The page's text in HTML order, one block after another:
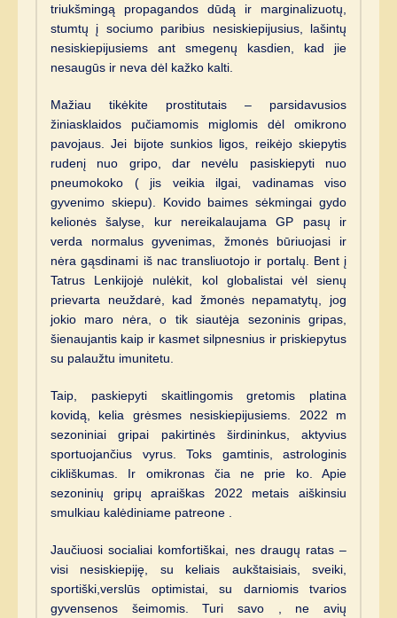
triukšmingą propagandos dūdą ir marginalizuotų,
stumtų į sociumo paribius nesiskiepijusius, lašintų
nesiskiepijusiems ant smegenų kasdien, kad jie
nesaugūs ir neva dėl kažko kalti.
Mažiau tikėkite prostitutais – parsidavusios
žiniasklaidos pučiamomis miglomis dėl omikrono
pavojaus. Jei bijote sunkios ligos, reikėjo skiepytis
rudenį nuo gripo, dar nevėlu pasiskiepyti nuo
pneumokoko ( jis veikia ilgai, vadinamas viso
gyvenimo skiepu). Kovido baimes sėkmingai gydo
kelionės šalyse, kur nereikalaujama GP pasų ir
verda normalus gyvenimas, žmonės būriuojasi ir
nėra gąsdinami iš nac transliuotojo ir portalų. Bent į
Tatrus Lenkijojė nulėkit, kol globalistai vėl sienų
prievarta neuždarė, kad žmonės nepamatytų, jog
jokio maro nėra, o tik siautėja sezoninis gripas,
šienaujantis kaip ir kasmet silpnesnius ir priskiepytus
su palaužtu imunitetu.
Taip, paskiepyti skaitlingomis gretomis platina
kovidą, kelia grėsmes nesiskiepijusiems. 2022 m
sezoniniai gripai pakirtinės širdininkus, aktyvius
sportuojančius vyrus. Toks gamtinis, astrologinis
cikliškumas. Ir omikronas čia ne prie ko. Apie
sezoninių gripų apraiškas 2022 metais aiškinsiu
smulkiau kalėdiniame patreone .
Jaučiuosi socialiai komfortiškai, nes draugų ratas –
visi nesiskiepiję, su keliais aukštaisiais, sveiki,
sportiški,verslūs optimistai, su darniomis tvarios
gyvensenos šeimomis. Turi savo , ne avių